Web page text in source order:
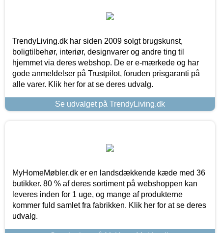
TrendyLiving.dk har siden 2009 solgt brugskunst,
boligtilbehør, interiør, designvarer og andre ting til
hjemmet via deres webshop. De er e-mærkede og har
gode anmeldelser på Trustpilot, foruden prisgaranti på
alle varer. Klik her for at se deres udvalg.
Se udvalget på TrendyLiving.dk
MyHomeMøbler.dk er en landsdækkende kæde med 36
butikker. 80 % af deres sortiment på webshoppen kan
leveres inden for 1 uge, og mange af produkterne
kommer fuld samlet fra fabrikken. Klik her for at se deres
udvalg.